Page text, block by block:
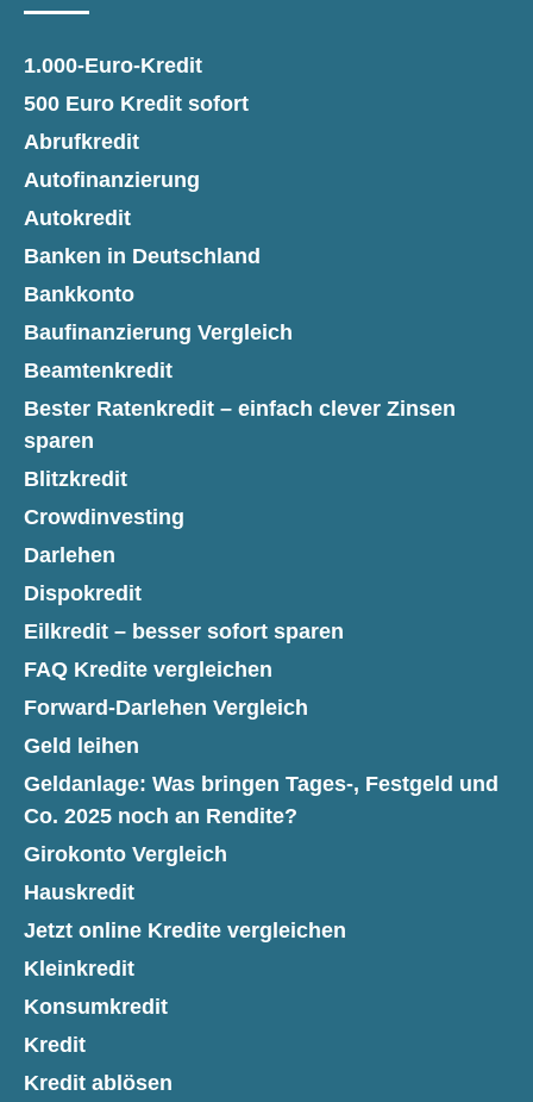
1.000-Euro-Kredit
500 Euro Kredit sofort
Abrufkredit
Autofinanzierung
Autokredit
Banken in Deutschland
Bankkonto
Baufinanzierung Vergleich
Beamtenkredit
Bester Ratenkredit – einfach clever Zinsen
sparen
Blitzkredit
Crowdinvesting
Darlehen
Dispokredit
Eilkredit – besser sofort sparen
FAQ Kredite vergleichen
Forward-Darlehen Vergleich
Geld leihen
Geldanlage: Was bringen Tages-, Festgeld und
Co. 2025 noch an Rendite?
Girokonto Vergleich
Hauskredit
Jetzt online Kredite vergleichen
Kleinkredit
Konsumkredit
Kredit
Kredit ablösen